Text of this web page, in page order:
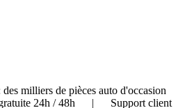
milliers de pièces auto d'occasion
24h / 48h | Support client